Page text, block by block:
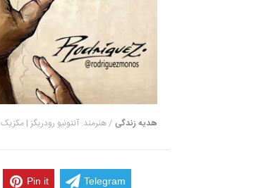
هدیه زندگی / هنرمند: آنتونیو رودریگز | مکزیک
Pin it Telegram